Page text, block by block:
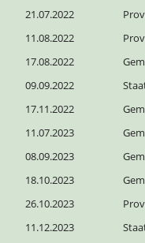
21.07.2022
11.08.2022
17.08.2022
09.09.2022
17.11.2022
11.07.2023
08.09.2023
18.10.2023
26.10.2023
11.12.2023